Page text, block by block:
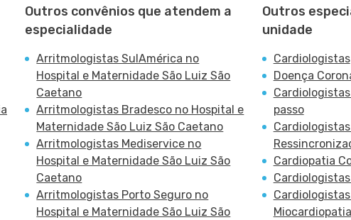
Outros convênios que atendem a
especialidade
Arritmologistas SulAmérica no
Hospital e Maternidade São Luiz São
Caetano
Arritmologistas Bradesco no Hospital e
Maternidade São Luiz São Caetano
Arritmologistas Mediservice no
Hospital e Maternidade São Luiz São
Caetano
Arritmologistas Porto Seguro no
Hospital e Maternidade São Luiz São
Outros
unidade
Cardiologistas
Doença
passo
Cardiopatia
Miocardiopatia